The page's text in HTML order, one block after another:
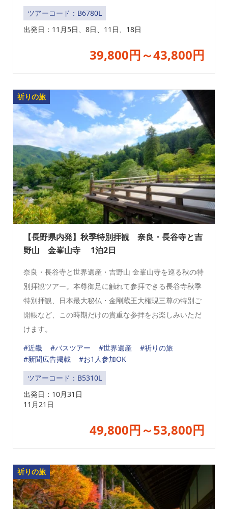
ツアーコード：B6780L
出発日： 11月5日、8日、11日、18日
39,800円～43,800円
祈りの旅
【長野県内発】秋季特別拝観 奈良・長谷寺と吉
野山 金峯山寺 1泊2日
奈良・長谷寺と世界遺産・吉野山 金峯山寺を巡る秋の特
別拝観ツアー。本尊御足に触れて参拝できる長谷寺秋季
特別拝観、日本最大秘仏・金剛蔵王大権現三尊の特別ご
開帳など、この時期だけの貴重な参拝をお楽しみいただ
けます。
#近畿
#バスツアー #世界遺産
#祈りの旅
#新聞広告掲載
#お1人参加OK
ツアーコード：B5310L
出発日： 10月31日
11月21日
49,800円～53,800円
祈りの旅